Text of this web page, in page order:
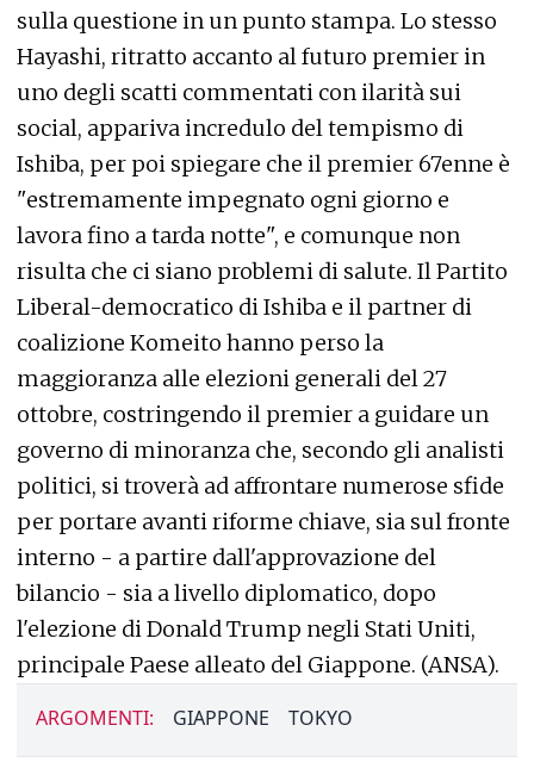
sulla questione in un punto stampa. Lo stesso
Hayashi, ritratto accanto al futuro premier in
uno degli scatti commentati con ilarità sui
social, appariva incredulo del tempismo di
Ishiba, per poi spiegare che il premier 67enne è
"estremamente impegnato ogni giorno e
lavora fino a tarda notte", e comunque non
risulta che ci siano problemi di salute. Il Partito
Liberal-democratico di Ishiba e il partner di
coalizione Komeito hanno perso la
maggioranza alle elezioni generali del 27
ottobre, costringendo il premier a guidare un
governo di minoranza che, secondo gli analisti
politici, si troverà ad affrontare numerose sfide
per portare avanti riforme chiave, sia sul fronte
interno - a partire dall'approvazione del
bilancio - sia a livello diplomatico, dopo
l'elezione di Donald Trump negli Stati Uniti,
principale Paese alleato del Giappone. (ANSA).
ARGOMENTI: GIAPPONE TOKYO